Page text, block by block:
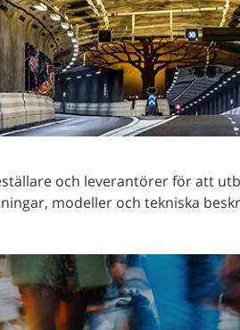
och leverantörer för att
modeller och tekniska